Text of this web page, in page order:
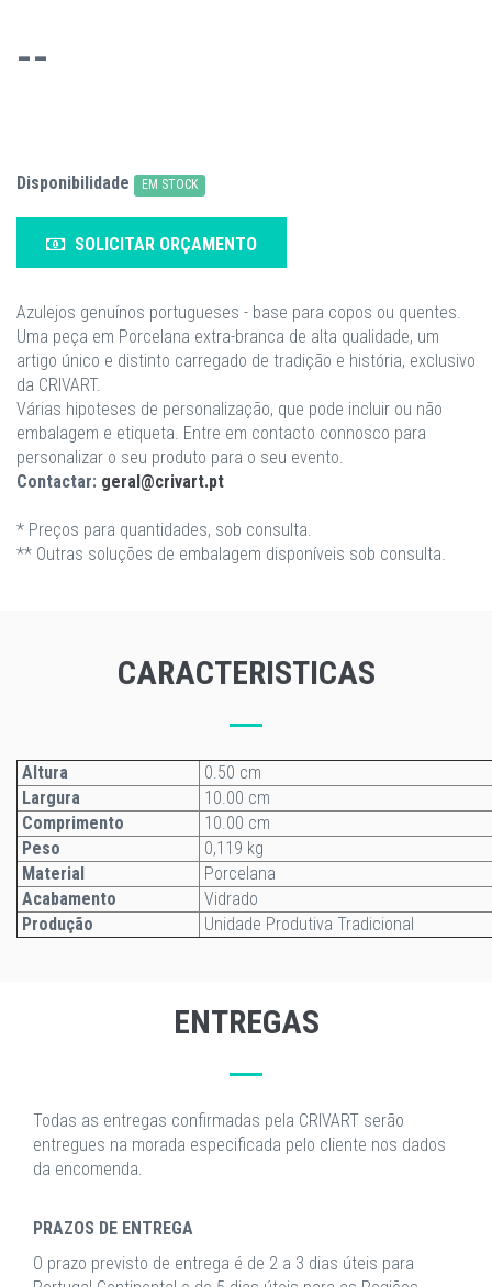
--
Disponibilidade EM STOCK
SOLICITAR ORÇAMENTO
Azulejos genuínos portugueses - base para copos ou quentes.
Uma peça em Porcelana extra-branca de alta qualidade, um
artigo único e distinto carregado de tradição e história, exclusivo
da CRIVART.
Várias hipoteses de personalização, que pode incluir ou não
embalagem e etiqueta. Entre em contacto connosco para
personalizar o seu produto para o seu evento.
Contactar: geral@crivart.pt
* Preços para quantidades, sob consulta.
** Outras soluções de embalagem disponíveis sob consulta.
CARACTERISTICAS
Altura
0.50 cm
Largura
10.00 cm
Comprimento
10.00 cm
Peso
0,119 kg
Material
Porcelana
Acabamento
Vidrado
Produção
Unidade Produtiva Tradicional
ENTREGAS
Todas as entregas confirmadas pela CRIVART serão
entregues na morada especificada pelo cliente nos dados
da encomenda.
PRAZOS DE ENTREGA
O prazo previsto de entrega é de 2 a 3 dias úteis para